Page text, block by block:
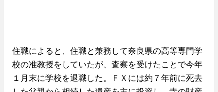
住職によると、住職と兼務して奈良県の高等専門学
校の准教授をしていたが、査察を受けたことで今年
１月末に学校を退職した。ＦＸには約７年前に死去